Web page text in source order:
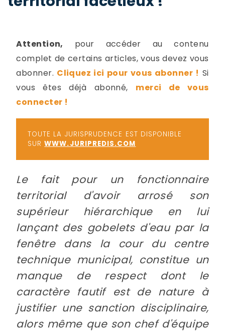
Attention, pour accéder au contenu
complet de certains articles, vous devez vous
abonner. Cliquez ici pour vous abonner ! Si
vous êtes déjà abonné, merci de vous
connecter !
TOUTE LA JURISPRUDENCE EST DISPONIBLE
SURWWW.JURIPREDIS.COM
Le fait pour un fonctionnaire
territorial d'avoir arrosé son
supérieur hiérarchique en lui
lançant des gobelets d'eau par la
fenêtre dans la cour du centre
technique municipal, constitue un
manque de respect dont le
caractère fautif est de nature à
justifier une sanction disciplinaire,
alors même que son chef d'équipe